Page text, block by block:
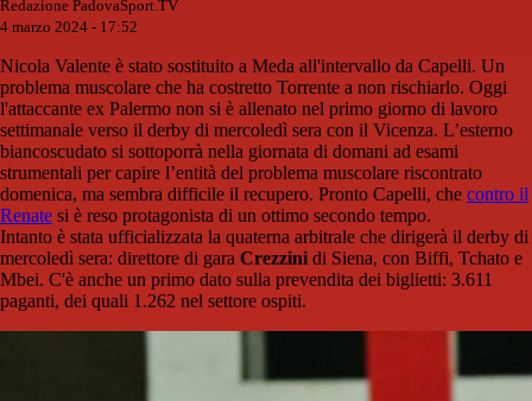
Redazione PadovaSport.TV
4 marzo 2024 - 17:52
Nicola Valente è stato sostituito a Meda all'intervallo da Capelli. Un
problema muscolare che ha costretto Torrente a non rischiarlo. Oggi
l'attaccante ex Palermo non si è allenato nel primo giorno di lavoro
settimanale verso il derby di mercoledì sera con il Vicenza. L’esterno
biancoscudato si sottoporrà nella giornata di domani ad esami
strumentali per capire l’entità del problema muscolare riscontrato
domenica, ma sembra difficile il recupero. Pronto Capelli, che contro il
Renate si è reso protagonista di un ottimo secondo tempo.
Intanto è stata ufficializzata la quaterna arbitrale che dirigerà il derby di
mercoledì sera: direttore di gara Crezzini di Siena, con Biffi, Tchato e
Mbei. C'è anche un primo dato sulla prevendita dei biglietti: 3.611
paganti, dei quali 1.262 nel settore ospiti.